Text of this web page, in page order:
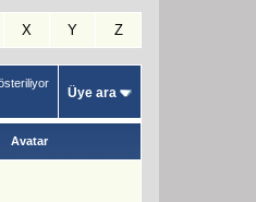
X Y Z
Üye ara
Avatar